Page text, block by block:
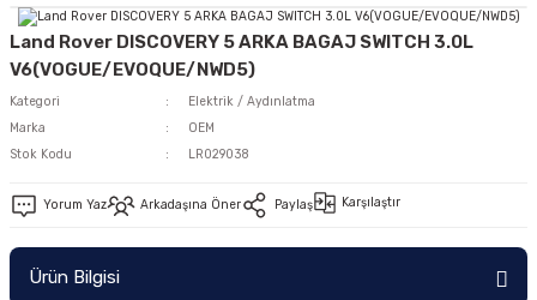
Land Rover DISCOVERY 5 ARKA BAGAJ SWITCH 3.0L
V6(VOGUE/EVOQUE/NWD5)
Kategori
Elektrik / Aydınlatma
Marka
OEM
Stok Kodu
LR029038
Yorum Yaz Arkadaşına Öner Paylaş Karşılaştır
Ürün Bilgisi